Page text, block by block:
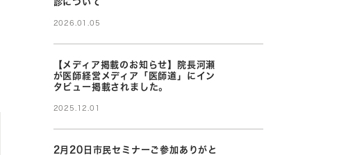
診について
2026.01.05
【メディア掲載のお知らせ】院長河瀬
が医師経営メディア「医師道」にイン
タビュー掲載されました。
2025.12.01
2月20日市民セミナーご参加ありがと